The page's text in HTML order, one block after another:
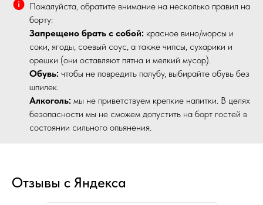
Пожалуйста, обратите внимание на несколько правил на
борту:
Запрещено брать с собой: красное вино/морсы и
соки, ягоды, соевый соус, а также чипсы, сухарики и
орешки (они оставляют пятна и мелкий мусор).
Обувь: чтобы не повредить палубу, выбирайте обувь без
шпилек.
Алкоголь: мы не приветствуем крепкие напитки. В целях
безопасности мы не сможем допустить на борт гостей в
состоянии сильного опьянения.
Отзывы с Яндекса